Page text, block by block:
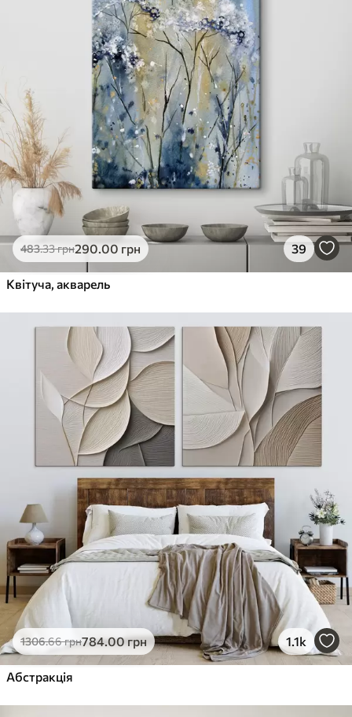
483.33грн290.00 грн 39
Квітуча, акварель
1306.66грн784.00грн 1.1k
Абстракція